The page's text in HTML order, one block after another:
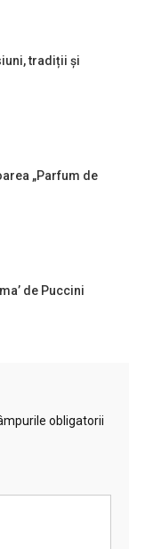
tradiții și
„Parfum de
de Puccini
obligatorii